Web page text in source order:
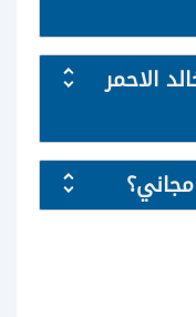
الاحمر
مجاني؟